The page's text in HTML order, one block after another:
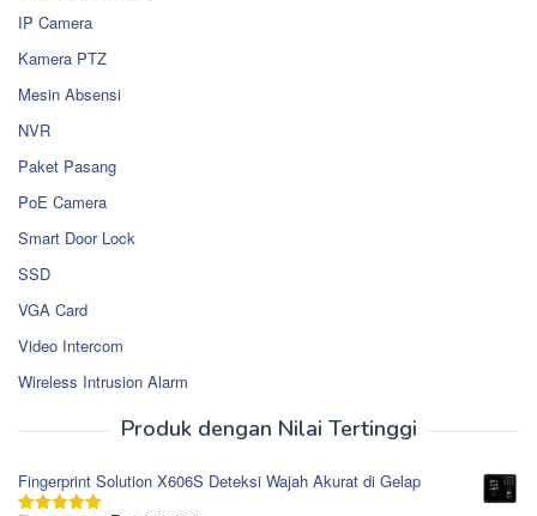
IP Camera
Kamera PTZ
Mesin Absensi
NVR
Paket Pasang
PoE Camera
Smart Door Lock
SSD
VGA Card
Video Intercom
Wireless Intrusion Alarm
Produk dengan Nilai Tertinggi
Fingerprint Solution X606S Deteksi Wajah Akurat di Gelap